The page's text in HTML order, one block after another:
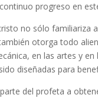
progreso en
no sólo familiariza
otorga todo
en las artes y
diseñadas para
del profeta a